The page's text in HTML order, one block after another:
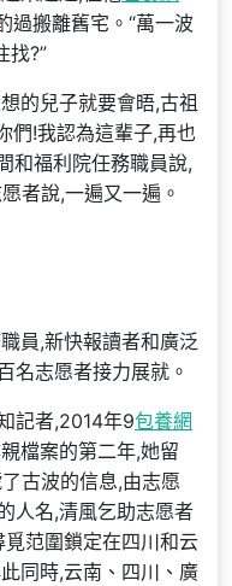
過搬離舊宅。“萬一波
找?”
的兒子就要會晤,古祖
們!我認為這輩子,再也
和福利院任務職員說,
者說,一遍又一遍。
員,新快報讀者和廣泛
名志愿者接力展就。
記者,2014年9包養網
檔案的第二年,她留
古波的信息,由志愿
人名,清風乞助志愿者
范圍鎖定在四川和云
同時,云南、四川、廣